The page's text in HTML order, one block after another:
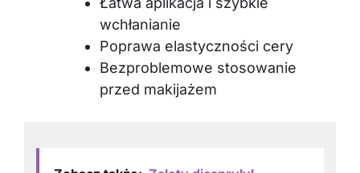
wchłanianie
Poprawa elastyczności cery
Bezproblemowe stosowanie
przed makijażem